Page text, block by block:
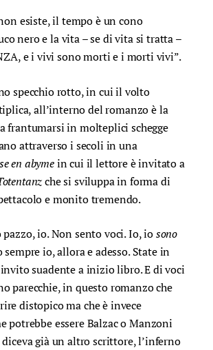
esiste, il tempo è un cono
nero e la vita – se di vita si tratta –
e i vivi sono morti e i morti vivi”.
specchio rotto, in cui il volto
all’interno del romanzo è la
frantumarsi in molteplici schegge
attraverso i secoli in una
en abymein cui il lettore è invitato a
che si sviluppa in forma di
e monito tremendo.
pazzo, io. Non sento voci. Io, iosono
sempre io, allora e adesso. State in
suadente a inizio libro. E di voci
parecchie, in questo romanzo che
distopico ma che è invece
potrebbe essere Balzac o Manzoni
già un altro scrittore, l’inferno